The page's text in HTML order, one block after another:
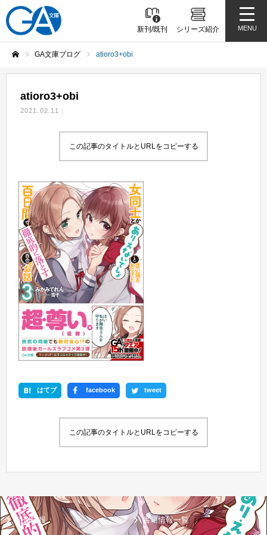
新刊/既刊 シリーズ紹介 MENU
GA文庫ブログ atioro3+obi
atioro3+obi
2021.02.11
この記事のタイトルとURLをコピーする
はてブ facebook tweet
この記事のタイトルとURLをコピーする
新刊情報 書籍情報一覧